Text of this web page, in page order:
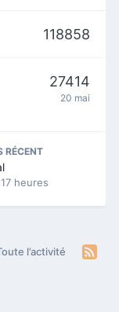
118858
27414
20 mai
RÉCENT
heures
l’activité